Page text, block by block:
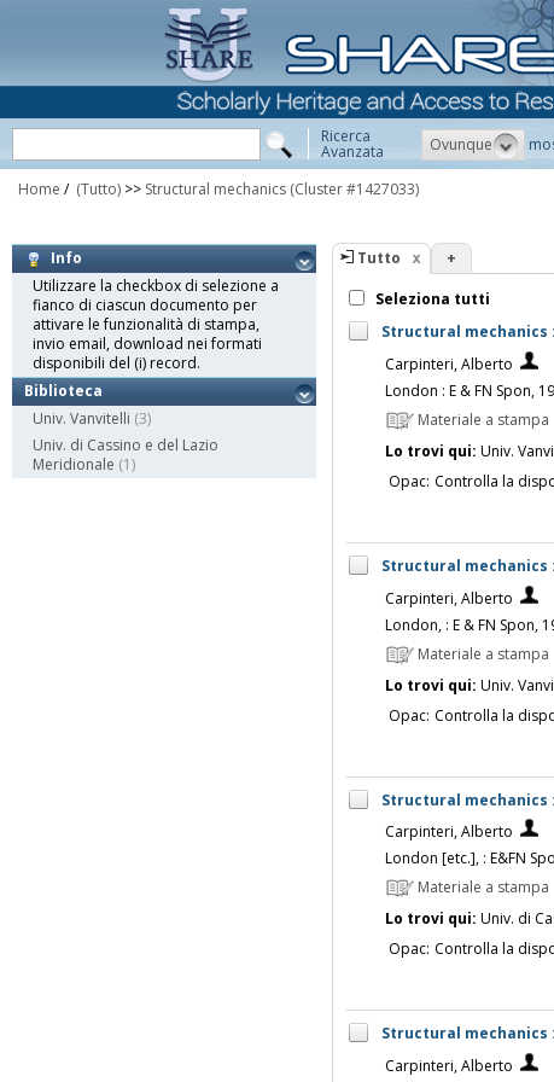
Ricerca
Avanzata Ovunque
Home / (Tutto) >> Structural mechanics (Cluster #1427033)
Info
Utilizzare la checkbox di selezione a
fianco di ciascun documento per
attivare le funzionalità di stampa,
invio email, download nei formati
disponibili del (i) record.
Biblioteca
Univ. Vanvitelli (3)
Univ. di Cassino e del Lazio
Meridionale (1)
Tutto +
Seleziona tutti
Structural mechanics
Carpinteri, Alberto
London : E & FN Spon,
Materiale a stampa
Lo trovi qui: Univ.
Opac: Controlla la
Structural mechanics
Carpinteri, Alberto
London, : E & FN Spon,
Materiale a stampa
Lo trovi qui: Univ.
Opac: Controlla la
Structural mechanics
Carpinteri, Alberto
London [etc.], : E&FN
Materiale a stampa
Lo trovi qui: Univ. di
Opac: Controlla la
Structural mechanics
Carpinteri, Alberto